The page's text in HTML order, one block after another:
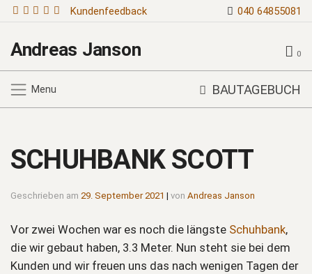
Kundenfeedback 040 64855081
Andreas Janson 0
Menu BAUTAGEBUCH
SCHUHBANK SCOTT
Geschrieben am 29. September 2021 | von Andreas Janson
Vor zwei Wochen war es noch die längste Schuhbank,
die wir gebaut haben, 3.3 Meter. Nun steht sie bei dem
Kunden und wir freuen uns das nach wenigen Tagen der